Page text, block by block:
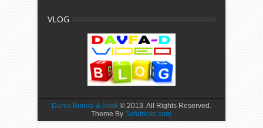
VLOG
Dunia Bunda & Anak © 2013. All Rights Reserved.
Theme BySafetricks.com